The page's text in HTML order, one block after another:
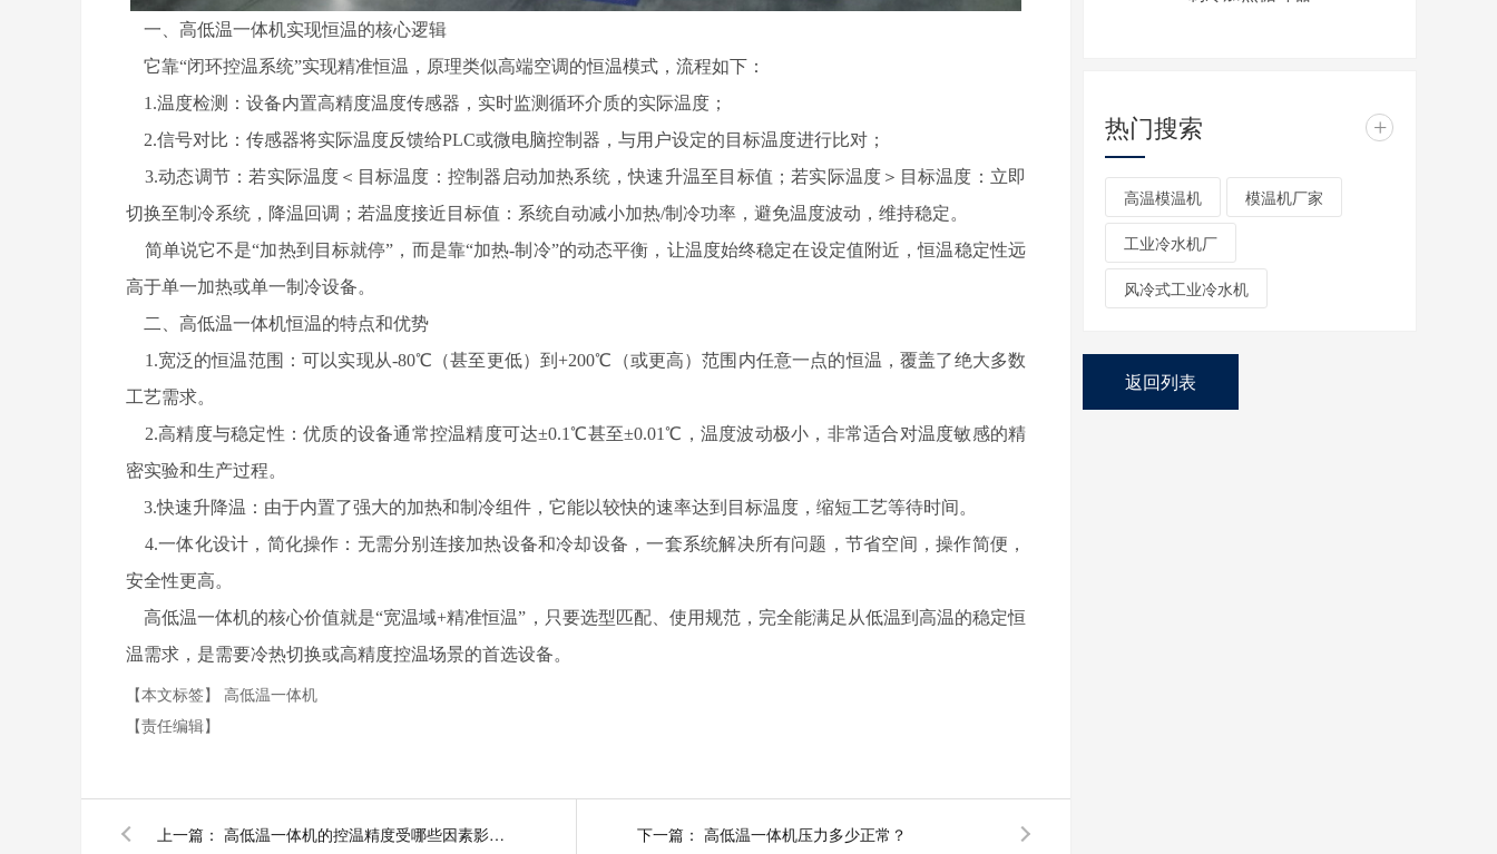
一、高低温一体机实现恒温的核心逻辑
它靠“闭环控温系统”实现精准恒温，原理类似高端空调的恒温模式，流程如下：
1.温度检测：设备内置高精度温度传感器，实时监测循环介质的实际温度；
2.信号对比：传感器将实际温度反馈给PLC或微电脑控制器，与用户设定的目标温度进行比对；
3.动态调节：若实际温度＜目标温度：控制器启动加热系统，快速升温至目标值；若实际温度＞目标温度：立即
切换至制冷系统，降温回调；若温度接近目标值：系统自动减小加热/制冷功率，避免温度波动，维持稳定。
简单说它不是“加热到目标就停”，而是靠“加热-制冷”的动态平衡，让温度始终稳定在设定值附近，恒温稳定性远
高于单一加热或单一制冷设备。
二、高低温一体机恒温的特点和优势
1.宽泛的恒温范围：可以实现从-80℃（甚至更低）到+200℃（或更高）范围内任意一点的恒温，覆盖了绝大多数
工艺需求。
2.高精度与稳定性：优质的设备通常控温精度可达±0.1℃甚至±0.01℃，温度波动极小，非常适合对温度敏感的精
密实验和生产过程。
3.快速升降温：由于内置了强大的加热和制冷组件，它能以较快的速率达到目标温度，缩短工艺等待时间。
4.一体化设计，简化操作：无需分别连接加热设备和冷却设备，一套系统解决所有问题，节省空间，操作简便，
安全性更高。
高低温一体机的核心价值就是“宽温域+精准恒温”，只要选型匹配、使用规范，完全能满足从低温到高温的稳定恒
温需求，是需要冷热切换或高精度控温场景的首选设备。
【本文标签】 高低温一体机
【责任编辑】
上一篇： 高低温一体机的控温精度受哪些因素影响？ 下一篇： 高低温一体机压力多少正常？
热门搜索 +
高温模温机 模温机厂家
工业冷水机厂
风冷式工业冷水机
返回列表